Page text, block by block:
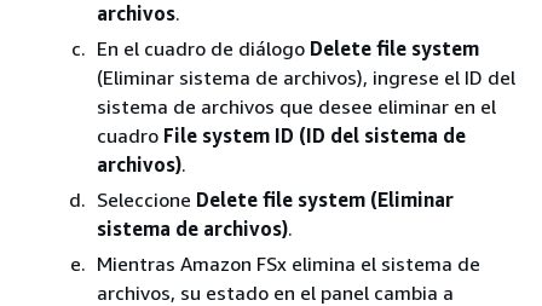
archivos.
En el cuadro de diálogo Delete file system
(Eliminar sistema de archivos), ingrese el ID del
sistema de archivos que desee eliminar en el
cuadro File system ID (ID del sistema de
archivos).
Seleccione Delete file system (Eliminar
sistema de archivos).
Mientras Amazon FSx elimina el sistema de
archivos, su estado en el panel cambia a